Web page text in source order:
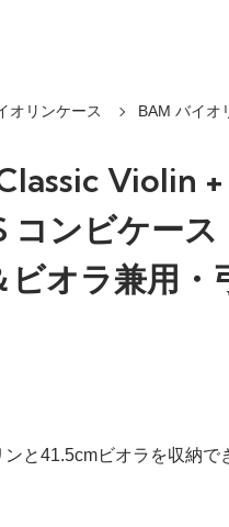
オリンケース BAM バイオ
Violin
コンビケース
ビオラ兼用・
ンと41.5cmビオラを収納で